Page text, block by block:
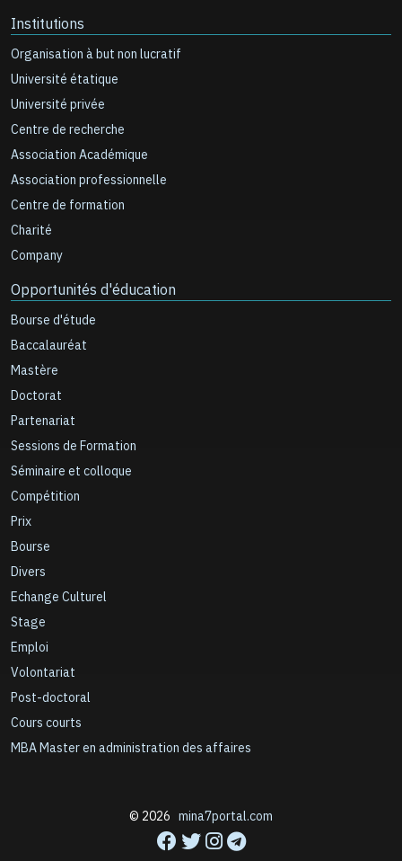
Institutions
Organisation à but non lucratif
Université étatique
Université privée
Centre de recherche
Association Académique
Association professionnelle
Centre de formation
Charité
Company
Opportunités d'éducation
Bourse d'étude
Baccalauréat
Mastère
Doctorat
Partenariat
Sessions de Formation
Séminaire et colloque
Compétition
Prix
Bourse
Divers
Echange Culturel
Stage
Emploi
Volontariat
Post-doctoral
Cours courts
MBA Master en administration des affaires
© 2026 mina7portal.com